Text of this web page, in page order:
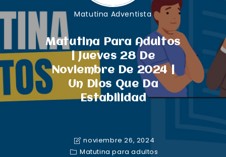
Matutina Adventista
Matutina Para Adultos
| Jueves 28 De
Noviembre De 2024 |
Un Dios Que Da
Estabilidad
noviembre 26, 2024
Matutina para adultos